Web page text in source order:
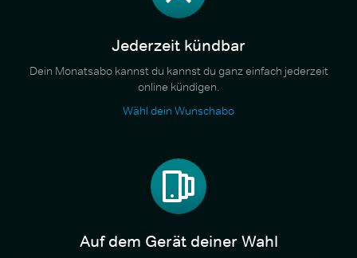
Jederzeit kündbar
Dein Monatsabo kannst du kannst du ganz einfach jederzeit
online kündigen.
Wähl dein Wunschabo
Auf dem Gerät deiner Wahl